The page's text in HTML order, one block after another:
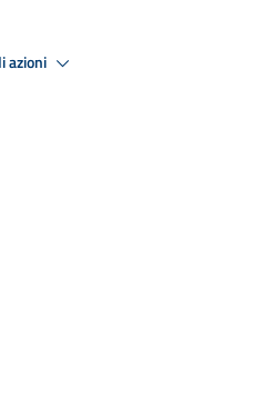
azioni